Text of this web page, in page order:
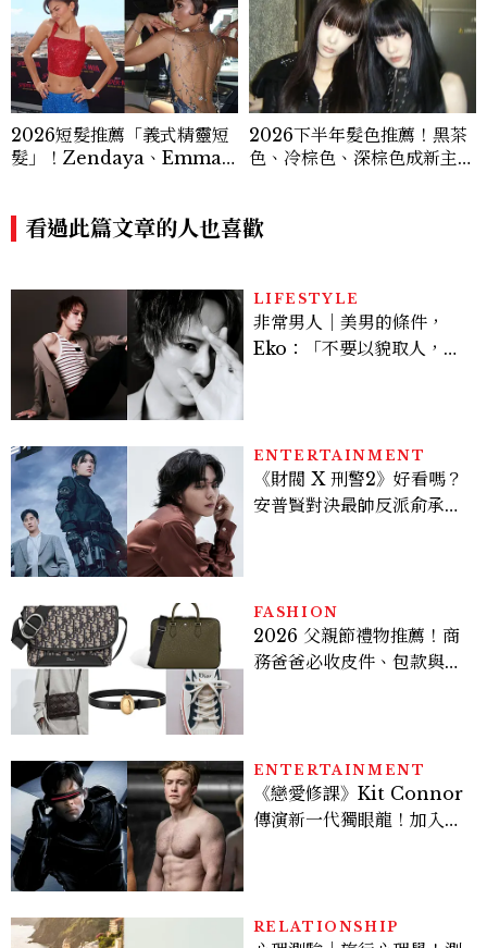
2026短髮推薦「義式精靈短
髮」！Zendaya、Emma
2026下半年髮色推薦！黑茶
色、冷棕色、深棕色成新主
看過此篇文章的人也喜歡
LIFESTYLE
非常男人｜美男的條件，
Eko：「不要以貌取人，內
ENTERTAINMENT
《財閥 X 刑警2》好看嗎？
安普賢對決最帥反派俞承
多大？
FASHION
2026 父親節禮物推薦！商
務爸爸必收皮件、包款與鞋
ENTERTAINMENT
《戀愛修課》Kit Connor
傳演新一代獨眼龍！加入新
RELATIONSHIP